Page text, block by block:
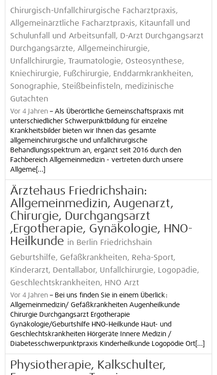
Chirurgisch-Unfallchirurgische Facharztpraxis,
Allgemeinärztliche Facharztpraxis, Kitaunfall und
Schulunfall und Arbeitsunfall, D-Arzt Durchgangsarzt
Durchgangsärzte, Allgemeinchirurgie,
Unfallchirurgie, Traumatologie, Osteosynthese,
Kniechirurgie, Fußchirurgie, Enddarmkrankheiten,
Sonographie, Steißbeinfisteln, medizinische
Gutachten
Vor 4 Jahren – Als Überörtliche Gemeinschaftspraxis mit
unterschiedlicher Schwerpunktbildung für einzelne
Krankheitsbilder bieten wir Ihnen das gesamte
allgemeinchirurgische und unfallchirurgische
Behandlungsspektrum an, ergänzt seit 2016 durch den
Fachbereich Allgemeinmedizin - vertreten durch unsere
Allgeme[...]
Ärztehaus Friedrichshain:
Allgemeinmedizin, Augenarzt,
Chirurgie, Durchgangsarzt
,Ergotherapie, Gynäkologie, HNO-
Heilkunde in Berlin Friedrichshain
Geburtshilfe, Gefäßkrankheiten, Reha-Sport,
Kinderarzt, Dentallabor, Unfallchirurgie, Logopädie,
Geschlechtskrankheiten, HNO Arzt
Vor 4 Jahren – Bei uns finden Sie in einem Überlick:
Allgemeinmedizin/ Gefäßkrankheiten Augenheilkunde
Chirurgie Durchgangsarzt Ergotherapie
Gynäkologie/Geburtshilfe HNO-Heilkunde Haut- und
Geschlechtskrankheiten Hörgeräte Innere Medizin /
Diabetesschwerpunktpraxis Kinderheilkunde Logopödie Ort[...]
Physiotherapie, Kalkschulter,